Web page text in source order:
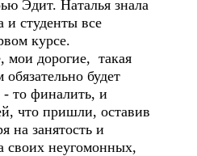
Эдит. Наталья знала
и студенты все
курсе.
мои дорогие, такая
будет
то финалить, и
что пришли, оставив
на занятость и
своих неугомонных,